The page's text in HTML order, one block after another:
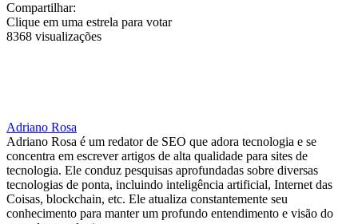
Compartilhar:
Clique em uma estrela para votar
8368 visualizações
Adriano Rosa
Adriano Rosa é um redator de SEO que adora tecnologia e se
concentra em escrever artigos de alta qualidade para sites de
tecnologia. Ele conduz pesquisas aprofundadas sobre diversas
tecnologias de ponta, incluindo inteligência artificial, Internet das
Coisas, blockchain, etc. Ele atualiza constantemente seu
conhecimento para manter um profundo entendimento e visão do